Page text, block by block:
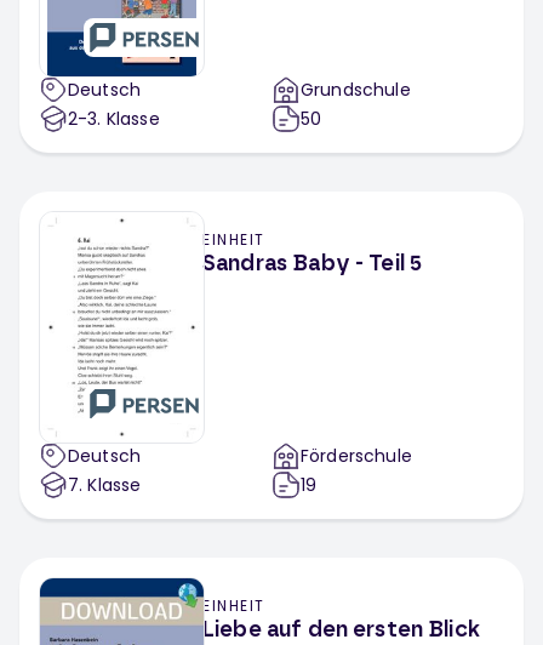
Deutsch
2-3. Klasse
Grundschule
50
EINHEIT
Sandras Baby - Teil 5
Deutsch
7. Klasse
Förderschule
19
EINHEIT
Liebe auf den ersten Blick